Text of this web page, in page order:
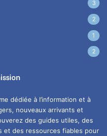
3
2
1
2
dédiée à l’information et à
nouveaux arrivants et
des guides utiles, des
et des ressources fiables pour